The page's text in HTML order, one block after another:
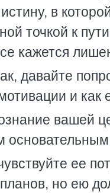
в
точкой к
кажется
давайте
и как
вашей
ее
но ею